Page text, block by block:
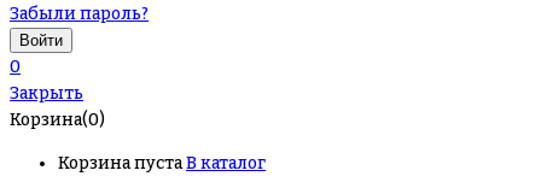
Забыли пароль?
0
Закрыть
Корзина(0)
Корзина пустаВ каталог